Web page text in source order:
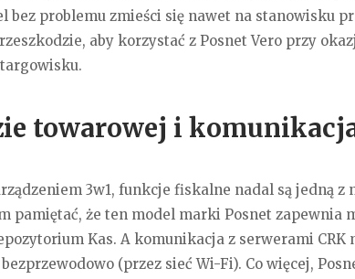
bez problemu zmieści się nawet na stanowisku
aby korzystać z Posnet Vero przy
towarowej i
3w1, funkcje fiskalne nadal są jedną z
pamiętać, że ten model marki Posnet zapewnia
Kas. A komunikacja z serwerami CRK
(przez sieć Wi-Fi). Co więcej,